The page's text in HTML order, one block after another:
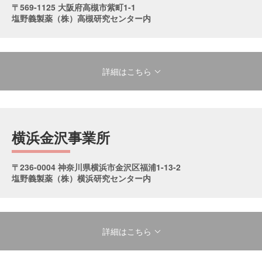
〒569-1125 大阪府高槻市紫町1-1
塩野義製薬（株） 高槻研究センター内
詳細はこちら
横浜金沢事業所
〒236-0004 神奈川県横浜市金沢区福浦1-13-2
塩野義製薬（株） 横浜研究センター内
詳細はこちら